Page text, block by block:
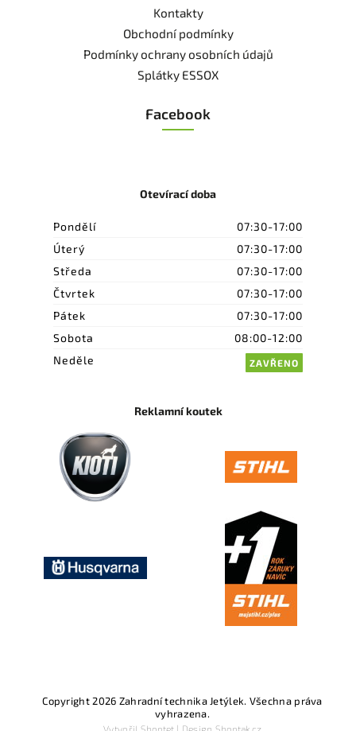
Kontakty
Obchodní podmínky
Podmínky ochrany osobních údajů
Splátky ESSOX
Facebook
Otevírací doba
Pondělí
07:30-17:00
Úterý
07:30-17:00
Středa
07:30-17:00
Čtvrtek
07:30-17:00
Pátek
07:30-17:00
Sobota
08:00-12:00
Neděle
ZAVŘENO
Reklamní koutek
Copyright 2026 Zahradní technika Jetýlek. Všechna práva
vyhrazena.
Vytvořil Shoptet| Design Shoptak.cz